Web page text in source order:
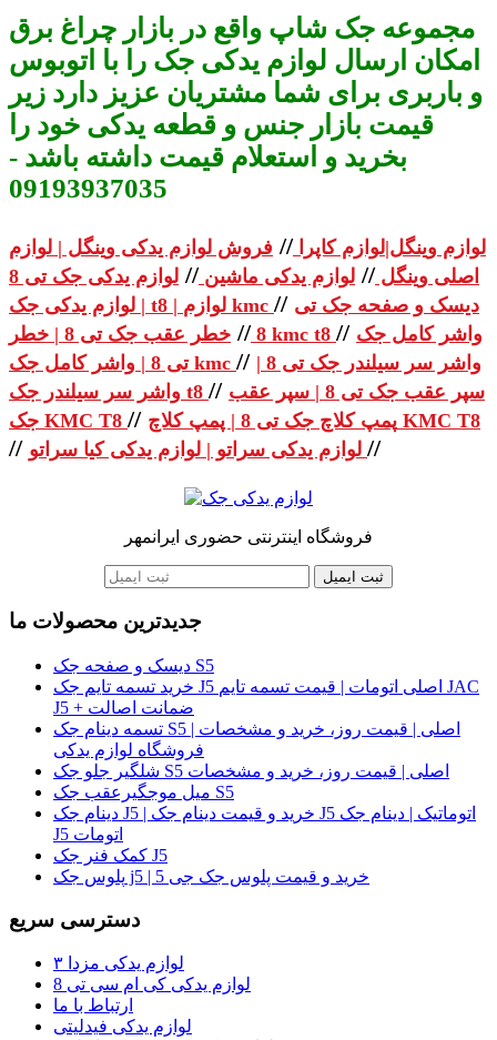
مجموعه جک شاپ واقع در بازار چراغ برق
امکان ارسال لوازم یدکی جک را با اتوبوس
و باربری برای شما مشتریان عزیز دارد زیر
قیمت بازار جنس و قطعه یدکی خود را
بخرید و استعلام قیمت داشته باشد -
09193937035
لوازم وینگل|لوازم کاپرا // فروش لوازم یدکی وینگل | لوازم
اصلی وینگل // لوازم یدکی ماشین //
لوازم یدکی جک تی 8
| لوازم یدکی جک t8 | لوازم kmc // دیسک و صفحه جک تی
8
// خطر عقب جک تی 8 | خطر kmc t8 // واشر کامل جک
تی 8 | واشر کامل جک kmc // واشر سر سیلندر جک تی 8 |
واشر سر سیلندر جک t8 // سپر عقب جک تی 8 | سپر عقب
جک KMC T8 // پمپ کلاچ جک تی 8 | پمپ کلاچ KMC T8
// //
فروشگاه اینترنتی حضوری ایرانمهر
ثبت ایمیل
جدیدترین محصولات ما
دیسک و صفحه جک S5
خرید تسمه تایم جک J5 اصلی اتومات | قیمت تسمه تایم JAC
J5 + ضمانت اصالت
تسمه دینام جک S5 اصلی | قیمت روز، خرید و مشخصات |
فروشگاه لوازم یدکی
شلگیر جلو جک S5 اصلی | قیمت روز، خرید و مشخصات
میل موجگیرعقب جک S5
دینام جک J5 | خرید و قیمت دینام جک J5 اتوماتیک | دینام جک
J5 اتومات
کمک فنر جک J5
پلوس جک j5 | خرید و قیمت پلوس جک جی 5
دسترسی سریع
لوازم یدکی مزدا ۳
لوازم یدکی کی ام سی تی 8
ارتباط با ما
لوازم یدکی فیدلیتی